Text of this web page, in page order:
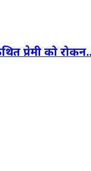
प्रेमी को